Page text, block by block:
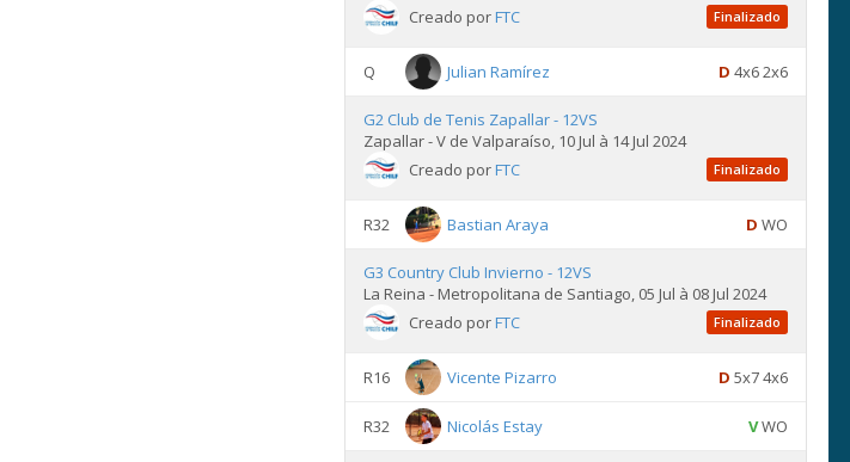
Creado porFTC Finalizado
Q Julian Ramírez D 4x6 2x6
G2 Club de Tenis Zapallar - 12VS
Zapallar - V de Valparaíso, 10 Jul à 14 Jul 2024
Creado porFTC Finalizado
R32 Bastian Araya D WO
G3 Country Club Invierno - 12VS
La Reina - Metropolitana de Santiago, 05 Jul à 08 Jul 2024
Creado porFTC Finalizado
R16 Vicente Pizarro D 5x7 4x6
R32 Nicolás Estay VWO